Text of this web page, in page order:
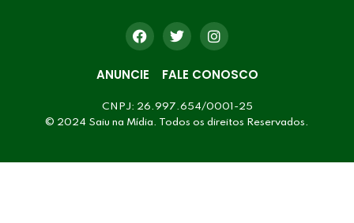
ANUNCIE FALE CONOSCO
CNPJ: 26.997.654/0001-25
© 2024 Saiu na Mídia. Todos os direitos Reservados.